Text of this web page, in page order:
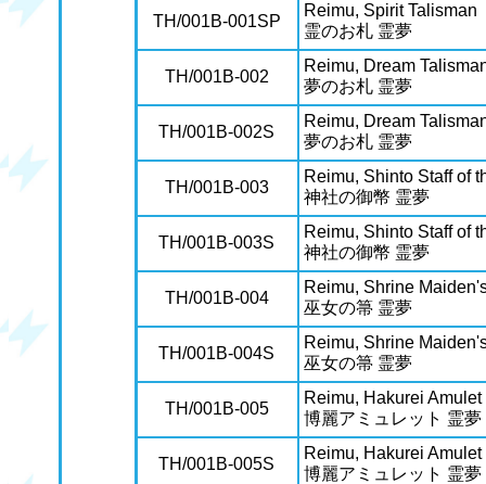
TH/001B-001SP
Reimu, Spirit Talisman
霊のお札 霊夢
TH/001B-002
Reimu, Dream
夢のお札 霊夢
TH/001B-002S
Reimu, Dream
夢のお札 霊夢
TH/001B-003
Reimu, Shinto Staff of
神社の御幣 霊夢
TH/001B-003S
Reimu, Shinto Staff of
神社の御幣 霊夢
TH/001B-004
Reimu, Shrine
巫女の箒 霊夢
TH/001B-004S
Reimu, Shrine
巫女の箒 霊夢
TH/001B-005
Reimu, Hakurei Amulet
博麗アミュレット 霊夢
TH/001B-005S
Reimu, Hakurei Amulet
博麗アミュレット 霊夢